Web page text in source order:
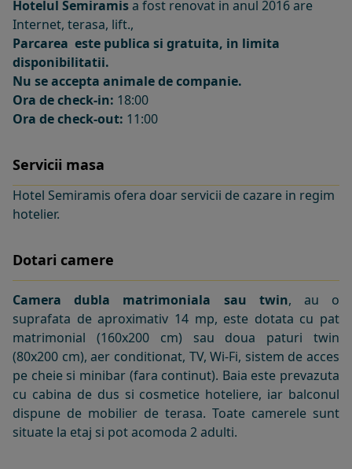
Hotelul Semiramisa fost renovat in anul 2016 are
Internet, terasa, lift.,
Parcarea este publica si gratuita, in limita
disponibilitatii.
Nu se accepta animale de companie.
Ora de check-in: 18:00
Ora de check-out: 11:00
Servicii masa
Hotel Semiramis ofera doar servicii de cazare in regim
hotelier.
Dotari camere
Camera dubla matrimoniala sau twin, au o
suprafata de aproximativ 14 mp, este dotata cu pat
matrimonial (160x200 cm) sau doua paturi twin
(80x200 cm), aer conditionat, TV, Wi-Fi, sistem de acces
pe cheie si minibar (fara continut). Baia este prevazuta
cu cabina de dus si cosmetice hoteliere, iar balconul
dispune de mobilier de terasa. Toate camerele sunt
situate la etaj si pot acomoda 2 adulti.